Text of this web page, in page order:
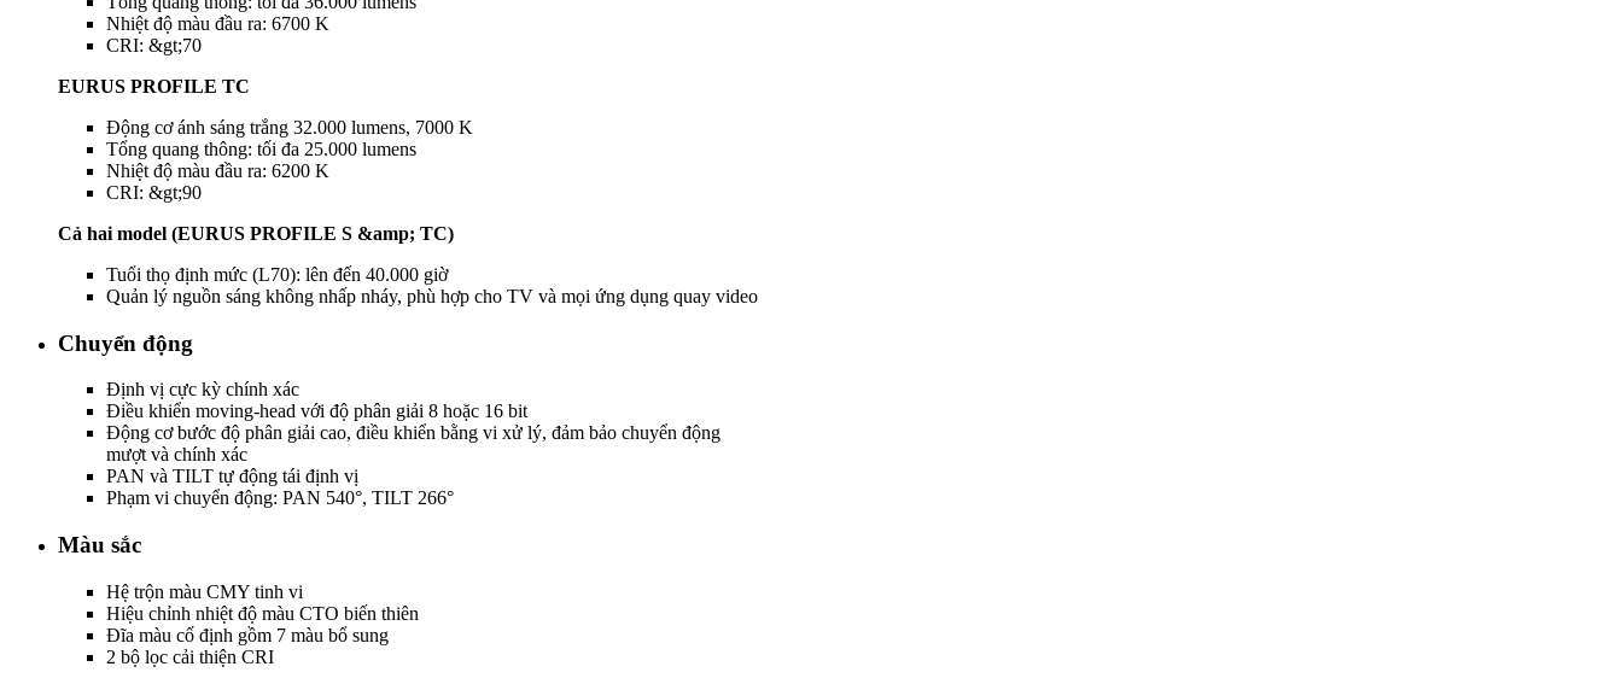
Nhiệt độ màu đầu ra: 6700 K
CRI: &gt;70
EURUS PROFILE TC
Động cơ ánh sáng trắng 32.000 lumens, 7000 K
Tổng quang thông: tối đa 25.000 lumens
Nhiệt độ màu đầu ra: 6200 K
CRI: &gt;90
Cả hai model (EURUS PROFILE S &amp; TC)
Tuổi thọ định mức (L70): lên đến 40.000 giờ
Quản lý nguồn sáng không nhấp nháy, phù hợp cho TV và mọi ứng dụng quay video
Chuyển động
Định vị cực kỳ chính xác
Điều khiển moving-head với độ phân giải 8 hoặc 16 bit
Động cơ bước độ phân giải cao, điều khiển bằng vi xử lý, đảm bảo chuyển động
mượt và chính xác
PAN và TILT tự động tái định vị
Phạm vi chuyển động: PAN 540°, TILT 266°
Màu sắc
Hệ trộn màu CMY tinh vi
Hiệu chỉnh nhiệt độ màu CTO biến thiên
Đĩa màu cố định gồm 7 màu bổ sung
2 bộ lọc cải thiện CRI